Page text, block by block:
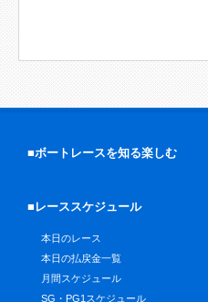
■ボートレースを知る楽しむ
■レーススケジュール
本日のレース
本日の払戻金一覧
月間スケジュール
SG・PG1スケジュール